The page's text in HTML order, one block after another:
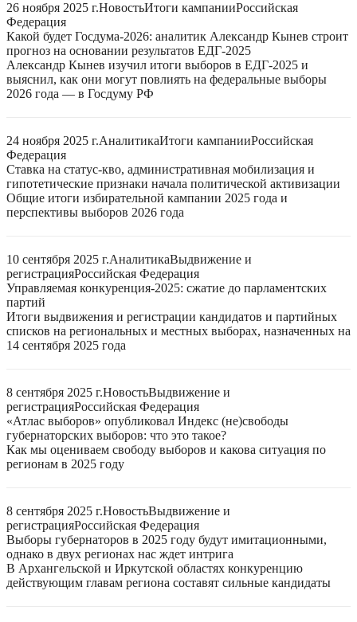
26 ноября 2025 г.НовостьИтоги кампанииРоссийская
Федерация
Какой будет Госдума-2026: аналитик Александр Кынев строит
прогноз на основании результатов ЕДГ-2025
Александр Кынев изучил итоги выборов в ЕДГ-2025 и
выяснил, как они могут повлиять на федеральные выборы
2026 года — в Госдуму РФ
24 ноября 2025 г.АналитикаИтоги кампанииРоссийская
Федерация
Ставка на статус-кво, административная мобилизация и
гипотетические признаки начала политической активизации
Общие итоги избирательной кампании 2025 года и
перспективы выборов 2026 года
10 сентября 2025 г.АналитикаВыдвижение и
регистрацияРоссийская Федерация
Управляемая конкуренция-2025: сжатие до парламентских
партий
Итоги выдвижения и регистрации кандидатов и партийных
списков на региональных и местных выборах, назначенных на
14 сентября 2025 года
8 сентября 2025 г.НовостьВыдвижение и
регистрацияРоссийская Федерация
«Атлас выборов» опубликовал Индекс (не)свободы
губернаторских выборов: что это такое?
Как мы оцениваем свободу выборов и какова ситуация по
регионам в 2025 году
8 сентября 2025 г.НовостьВыдвижение и
регистрацияРоссийская Федерация
Выборы губернаторов в 2025 году будут имитационными,
однако в двух регионах нас ждет интрига
В Архангельской и Иркутской областях конкуренцию
действующим главам региона составят сильные кандидаты